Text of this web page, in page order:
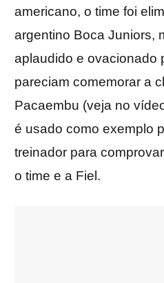
americano, o time foi
argentino Boca Juniors,
aplaudido e ovacionado
pareciam comemorar a
Pacaembu (veja no
é usado como exemplo
treinador para
o time e a Fiel.